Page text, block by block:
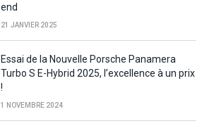
end
21 JANVIER 2025
Essai de la Nouvelle Porsche Panamera
Turbo S E-Hybrid 2025, l’excellence à un prix
!
1 NOVEMBRE 2024